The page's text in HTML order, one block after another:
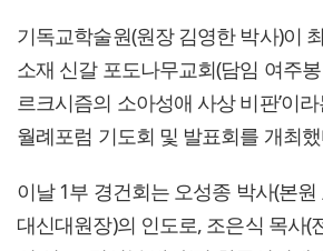
기독교학술원(원장 김영한 박사)이
소재 신갈 포도나무교회(담임 여주봉
르크시즘의 소아성애 사상 비판’이
월례포럼 기도회 및 발표회를 개최
이날 1부 경건회는 오성종 박사(본
대신대원장)의 인도로, 조은식 목사(